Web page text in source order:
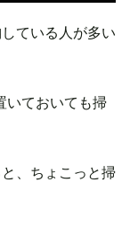
ている人が多い
いておいても掃
、ちょこっと掃